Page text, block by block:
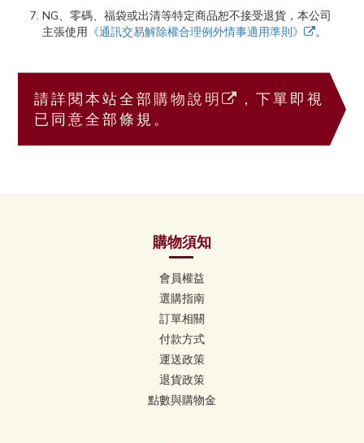
NG、零碼、福袋或出清等特定商品恕不接受退貨，本公司
主張使用 《通訊交易解除權合理例外情事適用準則》 。
請詳閱本站全部 購物說明
，下單即視
已同意全部條規。
購物須知
會員權益
選購指南
訂單相關
付款方式
運送政策
退貨政策
點數與購物金